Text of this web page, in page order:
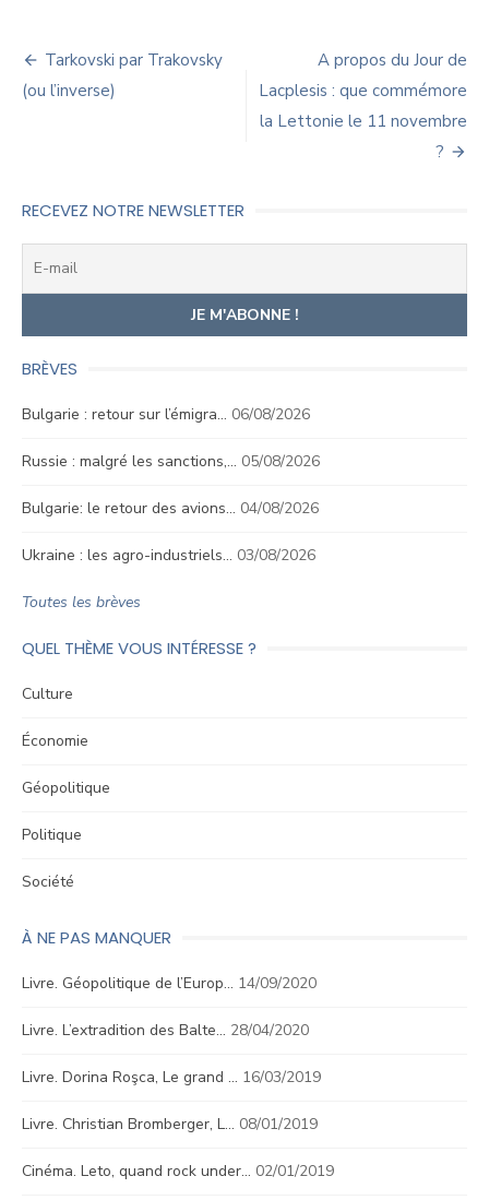
Navigation
de
Tarkovski par Trakovsky
(ou l’inverse)
A propos du Jour de
Lacplesis : que commémore
la Lettonie le 11 novembre
?
RECEVEZ NOTRE NEWSLETTER
BRÈVES
Bulgarie : retour sur l’émigra… 06/08/2026
Russie : malgré les sanctions,… 05/08/2026
Bulgarie: le retour des avions… 04/08/2026
Ukraine : les agro-industriels… 03/08/2026
Toutes les brèves
QUEL THÈME VOUS INTÉRESSE ?
Culture
Économie
Géopolitique
Politique
Société
À NE PAS MANQUER
Livre. Géopolitique de l’Europ… 14/09/2020
Livre. L’extradition des Balte… 28/04/2020
Livre. Dorina Roşca, Le grand … 16/03/2019
Livre. Christian Bromberger, L… 08/01/2019
Cinéma. Leto, quand rock under… 02/01/2019